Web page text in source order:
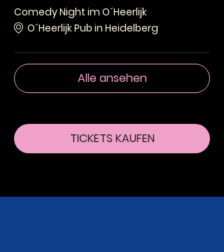
Comedy Night im O´Heerlijk
O´Heerlijk Pub in Heidelberg
Alle ansehen
TICKETS KAUFEN